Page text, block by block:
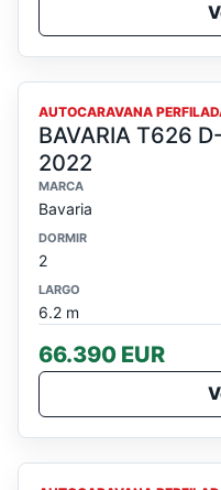
OCASION
AUTOCARAVANA
BAVARIA T626
2022
MARCA
Bavaria
DORMIR
2
LARGO
6.2 m
66.390 EUR